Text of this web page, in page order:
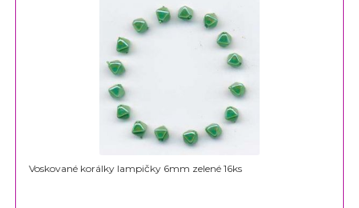
Voskované korálky lampičky 6mm zelené 16ks